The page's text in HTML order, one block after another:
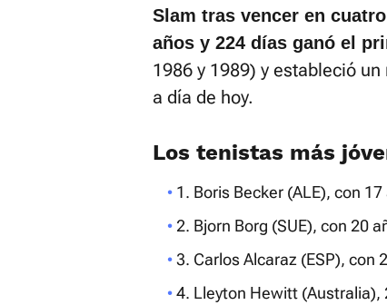
Slam tras vencer en
años y 224 días ganó el
1986 y 1989) y estableció
a día de hoy.
Los tenistas más
1. Boris Becker (ALE), con
2. Bjorn Borg (SUE), con 20
3. Carlos Alcaraz (ESP), con
4. Lleyton Hewitt (Australia),